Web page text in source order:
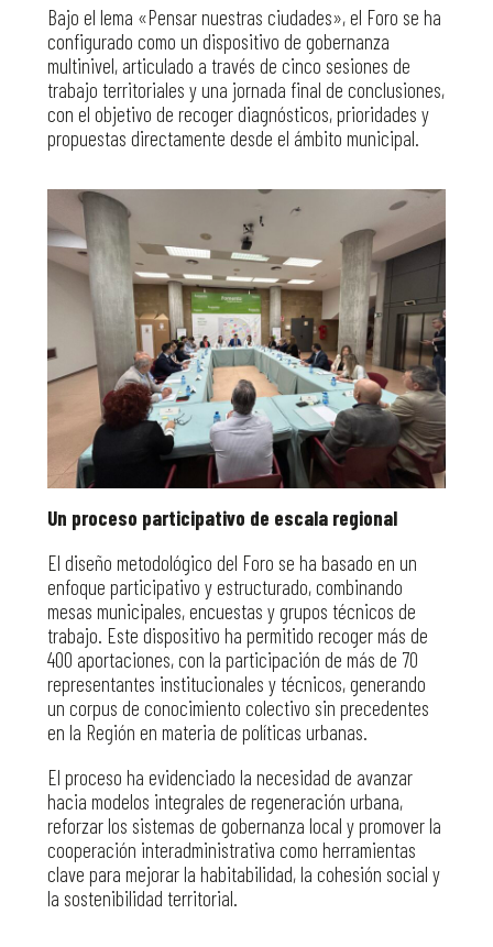
Bajo el lema «Pensar nuestras ciudades», el Foro se ha
configurado como un dispositivo de gobernanza
multinivel, articulado a través de cinco sesiones de
trabajo territoriales y una jornada final de conclusiones,
con el objetivo de recoger diagnósticos, prioridades y
propuestas directamente desde el ámbito municipal.
Un proceso participativo de escala regional
El diseño metodológico del Foro se ha basado en un
enfoque participativo y estructurado, combinando
mesas municipales, encuestas y grupos técnicos de
trabajo. Este dispositivo ha permitido recoger más de
400 aportaciones, con la participación de más de 70
representantes institucionales y técnicos, generando
un corpus de conocimiento colectivo sin precedentes
en la Región en materia de políticas urbanas.
El proceso ha evidenciado la necesidad de avanzar
hacia modelos integrales de regeneración urbana,
reforzar los sistemas de gobernanza local y promover la
cooperación interadministrativa como herramientas
clave para mejorar la habitabilidad, la cohesión social y
la sostenibilidad territorial.